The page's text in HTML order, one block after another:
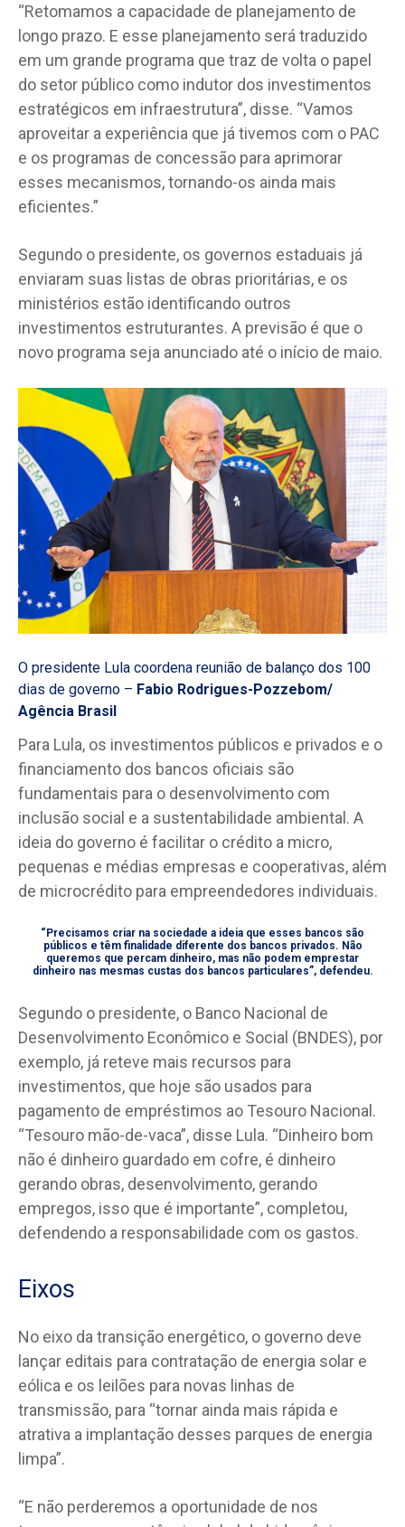
“Retomamos a capacidade de planejamento de
longo prazo. E esse planejamento será traduzido
em um grande programa que traz de volta o papel
do setor público como indutor dos investimentos
estratégicos em infraestrutura”, disse. “Vamos
aproveitar a experiência que já tivemos com o PAC
e os programas de concessão para aprimorar
esses mecanismos, tornando-os ainda mais
eficientes.”
Segundo o presidente, os governos estaduais já
enviaram suas listas de obras prioritárias, e os
ministérios estão identificando outros
investimentos estruturantes. A previsão é que o
novo programa seja anunciado até o início de maio.
O presidente Lula coordena reunião de balanço dos 100
dias de governo – Fabio Rodrigues-Pozzebom/
Agência Brasil
Para Lula, os investimentos públicos e privados e o
financiamento dos bancos oficiais são
fundamentais para o desenvolvimento com
inclusão social e a sustentabilidade ambiental. A
ideia do governo é facilitar o crédito a micro,
pequenas e médias empresas e cooperativas, além
de microcrédito para empreendedores individuais.
“Precisamos criar na sociedade a ideia que esses bancos são
públicos e têm finalidade diferente dos bancos privados. Não
queremos que percam dinheiro, mas não podem emprestar
dinheiro nas mesmas custas dos bancos particulares”, defendeu.
Segundo o presidente, o Banco Nacional de
Desenvolvimento Econômico e Social (BNDES), por
exemplo, já reteve mais recursos para
investimentos, que hoje são usados para
pagamento de empréstimos ao Tesouro Nacional.
“Tesouro mão-de-vaca”, disse Lula. “Dinheiro bom
não é dinheiro guardado em cofre, é dinheiro
gerando obras, desenvolvimento, gerando
empregos, isso que é importante”, completou,
defendendo a responsabilidade com os gastos.
Eixos
No eixo da transição energético, o governo deve
lançar editais para contratação de energia solar e
eólica e os leilões para novas linhas de
transmissão, para “tornar ainda mais rápida e
atrativa a implantação desses parques de energia
limpa”.
“E não perderemos a oportunidade de nos